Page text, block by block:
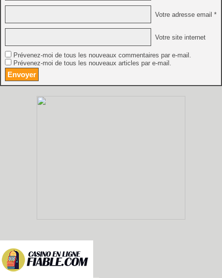
Votre adresse email *
Votre site internet
Prévenez-moi de tous les nouveaux commentaires par e-mail.
Prévenez-moi de tous les nouveaux articles par e-mail.